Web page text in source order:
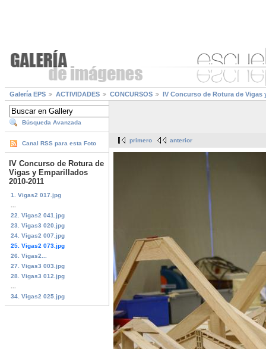
Galería EPS ACTIVIDADES CONCURSOS IV Concurso de Rotura de Vigas
Búsqueda Avanzada
Canal RSS para esta Foto
IV Concurso de Rotura de
Vigas y Emparillados
2010-2011
1. Vigas2 017.jpg
22. Vigas2 041.jpg
23. Vigas3 020.jpg
24. Vigas2 007.jpg
25. Vigas2 073.jpg
26. Vigas2...
27. Vigas3 003.jpg
28. Vigas3 012.jpg
34. Vigas2 025.jpg
primero anterior